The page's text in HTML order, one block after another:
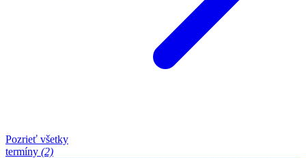
Pozrieť všetky
termíny (2)